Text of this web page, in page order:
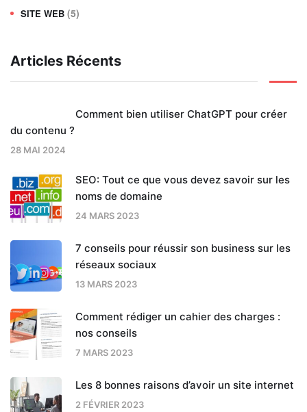
SITE WEB (5)
Articles Récents
Comment bien utiliser ChatGPT pour créer
du contenu ?
28 MAI 2024
SEO: Tout ce que vous devez savoir sur les
noms de domaine
24 MARS 2023
7 conseils pour réussir son business sur les
réseaux sociaux
13 MARS 2023
Comment rédiger un cahier des charges :
nos conseils
7 MARS 2023
Les 8 bonnes raisons d’avoir un site internet
2 FÉVRIER 2023